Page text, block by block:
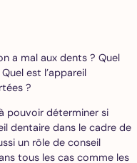
a mal aux dents ? Quel
est l’appareil
?
pouvoir déterminer si
dentaire dans le cadre de
un rôle de conseil
tous les cas comme les